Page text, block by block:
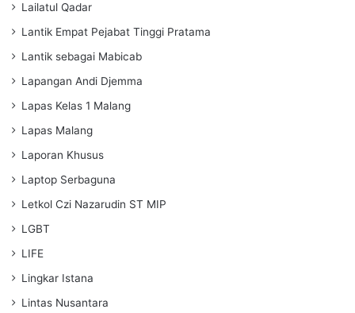
Lailatul Qadar
Lantik Empat Pejabat Tinggi Pratama
Lantik sebagai Mabicab
Lapangan Andi Djemma
Lapas Kelas 1 Malang
Lapas Malang
Laporan Khusus
Laptop Serbaguna
Letkol Czi Nazarudin ST MIP
LGBT
LIFE
Lingkar Istana
Lintas Nusantara